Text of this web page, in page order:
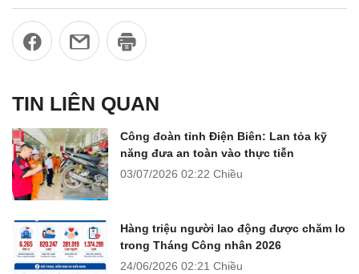
TIN LIÊN QUAN
Công đoàn tỉnh Điện Biên: Lan tỏa kỹ
năng đưa an toàn vào thực tiễn
03/07/2026 02:22 Chiều
Hàng triệu người lao động được chăm lo
trong Tháng Công nhân 2026
24/06/2026 02:21 Chiều